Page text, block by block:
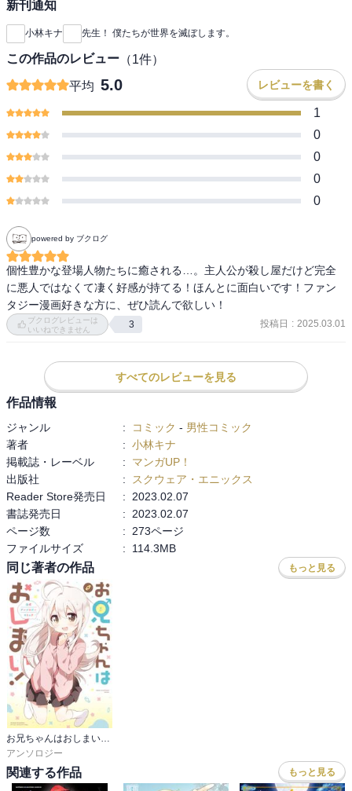
新刊通知
小林キナ 先生！ 僕たちが世界を滅ぼします。
この作品のレビュー （1件）
平均 5.0 レビューを書く
1
0
0
0
0
powered by ブクログ
個性豊かな登場人物たちに癒される…。主人公が殺し屋だけど完全
に悪人ではなくて凄く好感が持てる！ほんとに面白いです！ファン
タジー漫画好きな方に、ぜひ読んで欲しい！
ブクログレビューは
いいねできません
3 投稿日 : 2025.03.01
すべてのレビューを見る
作品情報
ジャンル : コミック - 男性コミック
著者
: 小林キナ
掲載誌・レーベル
:
マンガUP！
出版社
:
スクウェア・エニックス
Reader Store発売日
:
2023.02.07
書誌発売日
:
2023.02.07
ページ数
:
273ページ
ファイルサイズ
: 114.3MB
同じ著者の作品 もっと見る
お兄ちゃんはおしまい！ 公式アンソロジーコミック
アンソロジー
関連する作品 もっと見る